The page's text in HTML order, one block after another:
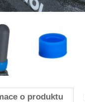
o produktu